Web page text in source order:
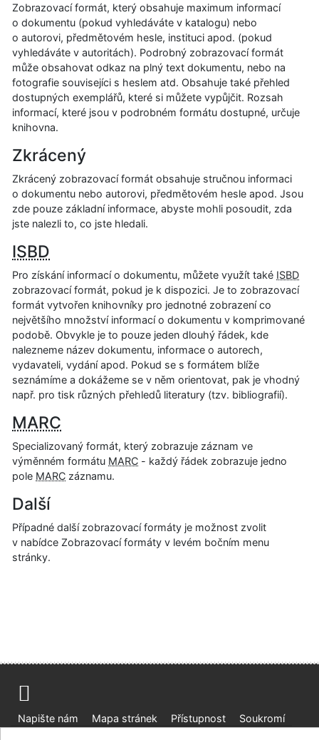
Zobrazovací formát, který obsahuje maximum informací
o dokumentu (pokud vyhledáváte v katalogu) nebo
o autorovi, předmětovém hesle, instituci apod. (pokud
vyhledáváte v autoritách). Podrobný zobrazovací formát
může obsahovat odkaz na plný text dokumentu, nebo na
fotografie souvisejíci s heslem atd. Obsahuje také přehled
dostupných exemplářů, které si můžete vypůjčit. Rozsah
informací, které jsou v podrobném formátu dostupné, určuje
knihovna.
Zkrácený
Zkrácený zobrazovací formát obsahuje stručnou informaci
o dokumentu nebo autorovi, předmětovém hesle apod. Jsou
zde pouze základní informace, abyste mohli posoudit, zda
jste nalezli to, co jste hledali.
ISBD
Pro získání informací o dokumentu, můžete využít také ISBD
zobrazovací formát, pokud je k dispozici. Je to zobrazovací
formát vytvořen knihovníky pro jednotné zobrazení co
největšího množství informací o dokumentu v komprimované
podobě. Obvykle je to pouze jeden dlouhý řádek, kde
nalezneme název dokumentu, informace o autorech,
vydavateli, vydání apod. Pokud se s formátem blíže
seznámíme a dokážeme se v něm orientovat, pak je vhodný
např. pro tisk různých přehledů literatury (tzv. bibliografií).
MARC
Specializovaný formát, který zobrazuje záznam ve
výměnném formátu MARC - každý řádek zobrazuje jedno
pole MARC záznamu.
Další
Případné další zobrazovací formáty je možnost zvolit
v nabídce Zobrazovací formáty v levém bočním menu
stránky.
Napište nám Mapa stránek Přístupnost
Soukromí